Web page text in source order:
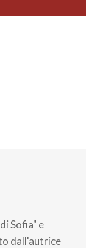
Sofia" e
dall'autrice